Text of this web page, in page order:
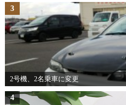
3
2号機、2名乗車に変更
4